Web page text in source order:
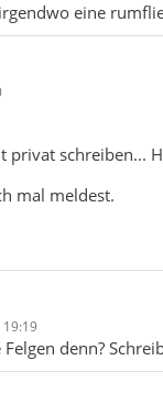
eine
privat schreiben...
mal meldest.
Felgen denn?